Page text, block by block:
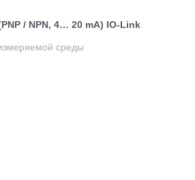
/ NPN, 4… 20 mA) IO-Link
среды